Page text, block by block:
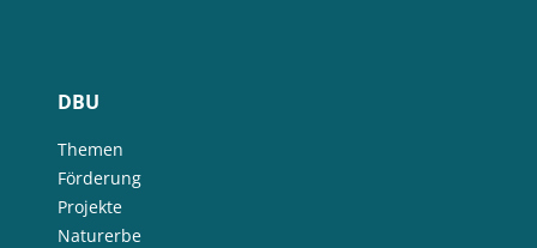
DBU
Themen
Förderung
Projekte
Naturerbe